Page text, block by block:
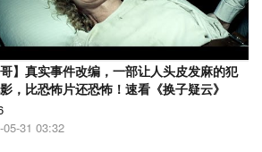
哥】真实事件改编，一部让人头皮发麻的犯
，比恐怖片还恐怖！速看《换子疑云》
05-31 03:32